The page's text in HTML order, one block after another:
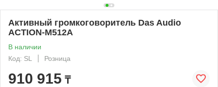
Активный громкоговоритель Das Audio
ACTION-M512A
В наличии
Код: SL
Розница
910 915 ₸